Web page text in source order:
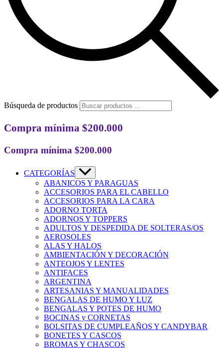
Búsqueda de productos
Compra mínima $200.000
Compra mínima $200.000
CATEGORÍAS
ABANICOS Y PARAGUAS
ACCESORIOS PARA EL CABELLO
ACCESORIOS PARA LA CARA
ADORNO TORTA
ADORNOS Y TOPPERS
ADULTOS Y DESPEDIDA DE SOLTERAS/OS
AEROSOLES
ALAS Y HALOS
AMBIENTACIÓN Y DECORACIÓN
ANTEOJOS Y LENTES
ANTIFACES
ARGENTINA
ARTESANIAS Y MANUALIDADES
BENGALAS DE HUMO Y LUZ
BENGALAS Y POTES DE HUMO
BOCINAS y CORNETAS
BOLSITAS DE CUMPLEAÑOS Y CANDYBAR
BONETES Y CASCOS
BROMAS Y CHASCOS